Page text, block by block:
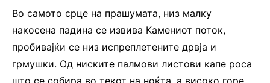
Во самото срце на прашумата, низ малку
накосена падина се извива Камениот поток,
пробивајќи се низ испреплетените дрвја и
грмушки. Од ниските палмови листови капе роса
што се собира во текот на ноќта, а високо горе